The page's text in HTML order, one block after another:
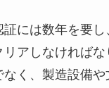
には数年を要
リアしなければ
く、製造設備や